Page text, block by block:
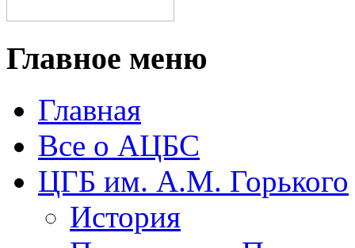
Главное меню
Главная
Все о АЦБС
ЦГБ им. А.М. Горького
История